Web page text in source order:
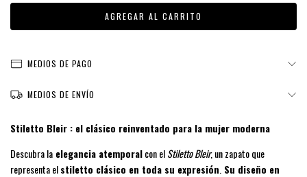
MEDIOS DE PAGO
MEDIOS DE ENVÍO
Stiletto Bleir : el clásico reinventado para la mujer moderna
Descubra la elegancia atemporalcon elStiletto Bleir, un zapato que
representa elstiletto clásico en toda su expresión Su diseño en